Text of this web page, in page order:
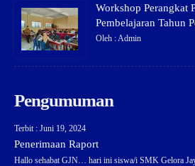
Workshop Perangkat
Pembelajaran Tahun
Oleh : Admin
Pengumuman
Terbit : Juni 19, 2024
Penerimaan Raport
Hallo sehabat GJN… hari ini siswa/i SMK Gelora